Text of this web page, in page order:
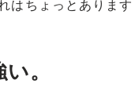
はちょっとあります
。